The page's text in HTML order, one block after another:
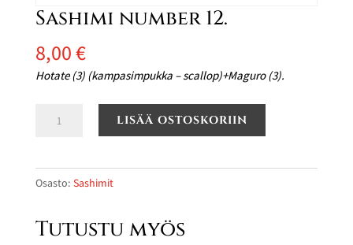
Sashimi number 12.
8,00€
Hotate (3) (kampasimpukka – scallop)+Maguro (3).
määrä
LISÄÄ OSTOSKORIIN
Osasto: Sashimit
Tutustu myös